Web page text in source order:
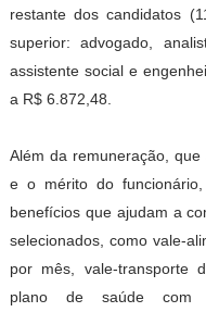
restante dos candidatos
superior: advogado,
assistente social e
a R$ 6.872,48.
Além da remuneração,
e o mérito do
benefícios que ajudam a
selecionados, como vale-
por mês, vale-transporte
plano de saúde com